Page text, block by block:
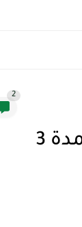
2
برنامج CEE المجتمعي | فرصة تدريب وسفر الى أمريكا لمدة 3